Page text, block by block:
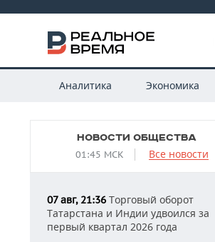
Аналитика Экономика
НОВОСТИ ОБЩЕСТВА
01:45 МСК Все новости
07 авг, 21:36 Торговый оборот
Татарстана и Индии удвоился за
первый квартал 2026 года